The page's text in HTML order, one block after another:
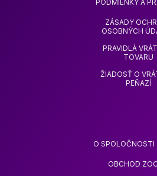
PODMIENKY A
ZÁSADY
OSOBNÝCH
PRAVIDLÁ
TOVARU
ŽIADOSŤ O
PEŇAZÍ
O SPOLOČNOSTI
OBCHOD